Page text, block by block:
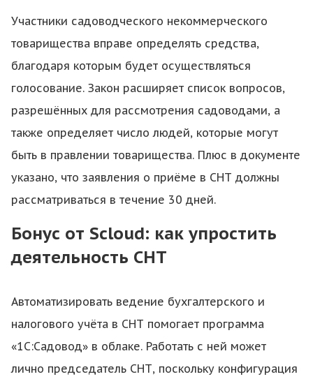
Участники садоводческого некоммерческого
товарищества вправе определять средства,
благодаря которым будет осуществляться
голосование. Закон расширяет список вопросов,
разрешённых для рассмотрения садоводами, а
также определяет число людей, которые могут
быть в правлении товарищества. Плюс в документе
указано, что заявления о приёме в СНТ должны
рассматриваться в течение 30 дней.
Бонус от Scloud: как упростить
деятельность СНТ
Автоматизировать ведение бухгалтерского и
налогового учёта в СНТ помогает программа
«1С:Садовод» в облаке. Работать с ней может
лично председатель СНТ, поскольку конфигурация